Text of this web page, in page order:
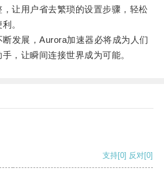
让用户省去繁琐的设置步骤，轻松
。
展，Aurora加速器必将成为人们
，让瞬间连接世界成为可能。
支持[0] 反对[0]